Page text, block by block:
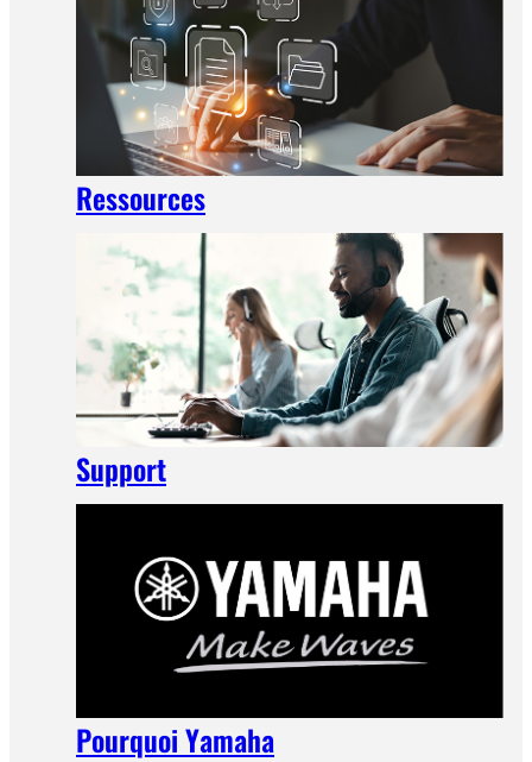
Ressources
Support
Pourquoi Yamaha